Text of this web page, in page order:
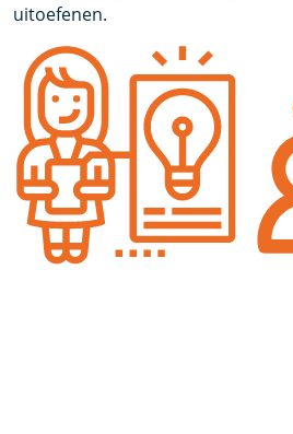
uitoefenen.